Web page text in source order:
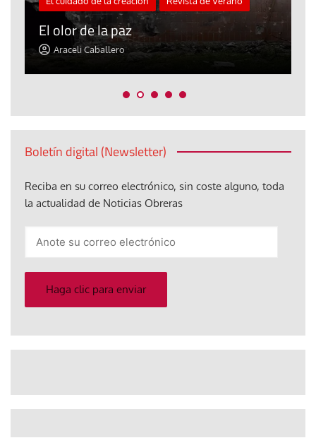
El olor de la paz
Araceli Caballero
Boletín digital (Newsletter)
Reciba en su correo electrónico, sin coste alguno, toda
la actualidad de Noticias Obreras
electrónico
Haga clic para enviar